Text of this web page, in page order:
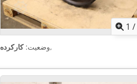
1 /
وضعیت:کارکرده ,